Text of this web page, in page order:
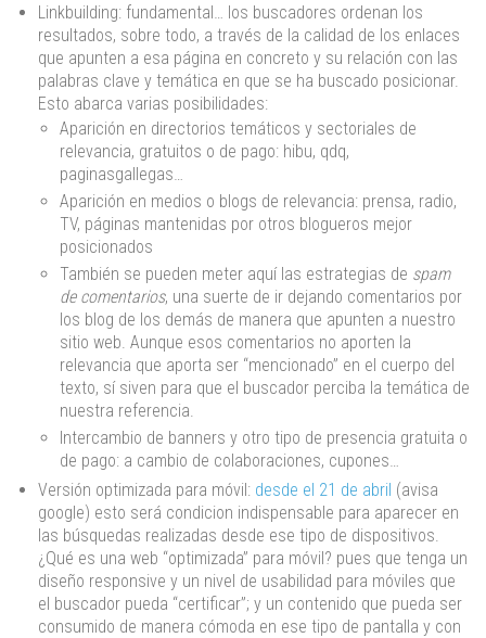
Linkbuilding: fundamental… los buscadores ordenan los
resultados, sobre todo, a través de la calidad de los enlaces
que apunten a esa página en concreto y su relación con las
palabras clave y temática en que se ha buscado posicionar.
Esto abarca varias posibilidades:
Aparición en directorios temáticos y sectoriales de
relevancia, gratuitos o de pago: hibu, qdq,
paginasgallegas…
Aparición en medios o blogs de relevancia: prensa, radio,
TV, páginas mantenidas por otros blogueros mejor
posicionados
También se pueden meter aquí las estrategias de spam
de comentarios, una suerte de ir dejando comentarios por
los blog de los demás de manera que apunten a nuestro
sitio web. Aunque esos comentarios no aporten la
relevancia que aporta ser “mencionado” en el cuerpo del
texto, sí siven para que el buscador perciba la temática de
nuestra referencia.
Intercambio de banners y otro tipo de presencia gratuita o
de pago: a cambio de colaboraciones, cupones…
Versión optimizada para móvil: desde el 21 de abril (avisa
google) esto será condicion indispensable para aparecer en
las búsquedas realizadas desde ese tipo de dispositivos.
¿Qué es una web “optimizada” para móvil? pues que tenga un
diseño responsive y un nivel de usabilidad para móviles que
el buscador pueda “certificar”; y un contenido que pueda ser
consumido de manera cómoda en ese tipo de pantalla y con